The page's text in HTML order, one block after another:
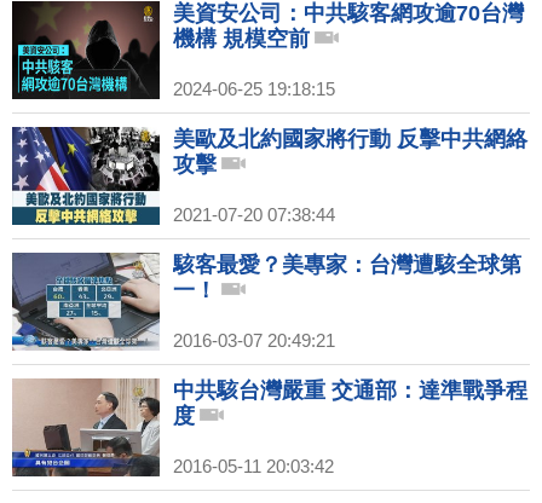
美資安公司：中共駭客網攻逾70台灣
機構 規模空前
2024-06-25 19:18:15
美歐及北約國家將行動 反擊中共網絡
攻擊
2021-07-20 07:38:44
駭客最愛？美專家：台灣遭駭全球第
一！
2016-03-07 20:49:21
中共駭台灣嚴重 交通部：達準戰爭程
度
2016-05-11 20:03:42